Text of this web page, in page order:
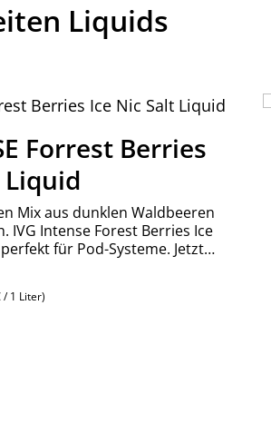
Liquids
Forrest Berries
Liquid
Mix aus dunklen Waldbeeren
IVG Intense Forest Berries Ice
für Pod-Systeme. Jetzt
/ 1 Liter)